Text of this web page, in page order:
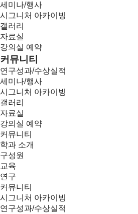
세미나/행사
시그니처 아카이빙
갤러리
자료실
강의실 예약
커뮤니티
연구성과/수상실적
세미나/행사
시그니처 아카이빙
갤러리
자료실
강의실 예약
커뮤니티
학과 소개
구성원
교육
연구
커뮤니티
시그니처 아카이빙
연구성과/수상실적